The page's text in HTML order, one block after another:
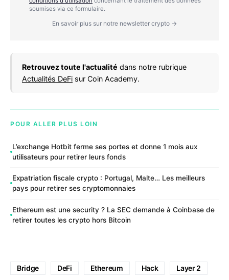
soumises via ce formulaire.
En savoir plus sur notre newsletter crypto →
Retrouvez toute l'actualité dans notre rubrique
Actualités DeFi sur Coin Academy.
POUR ALLER PLUS LOIN
L’exchange Hotbit ferme ses portes et donne 1 mois aux
utilisateurs pour retirer leurs fonds
Expatriation fiscale crypto : Portugal, Malte… Les meilleurs
pays pour retirer ses cryptomonnaies
Ethereum est une security ? La SEC demande à Coinbase de
retirer toutes les crypto hors Bitcoin
Bridge DeFi Ethereum Hack Layer 2